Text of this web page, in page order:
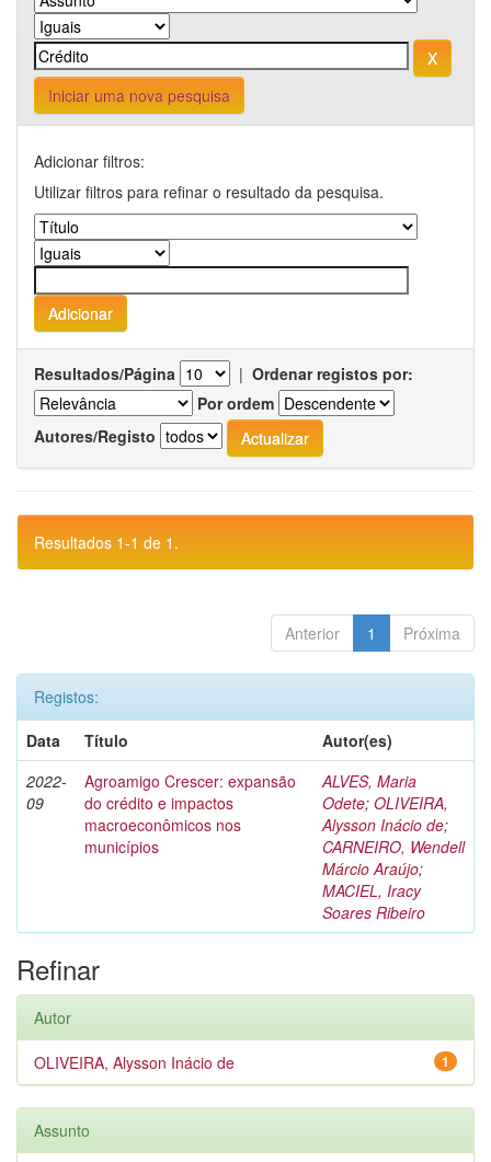
Iniciar uma nova pesquisa
Adicionar filtros:
Utilizar filtros para refinar o resultado da pesquisa.
Resultados/Página | Ordenar registos por:
Por ordem
Autores/Registo
Resultados 1-1 de 1.
Anterior 1 Próxima
Registos:
Data
Título
Autor(es)
2022-
09
Agroamigo Crescer: expansão
do crédito e impactos
macroeconômicos nos
municípios
ALVES, Maria
Odete; OLIVEIRA,
Alysson Inácio de;
CARNEIRO, Wendell
Márcio Araújo;
MACIEL, Iracy
Soares Ribeiro
Refinar
Autor
1
OLIVEIRA, Alysson Inácio de
Assunto